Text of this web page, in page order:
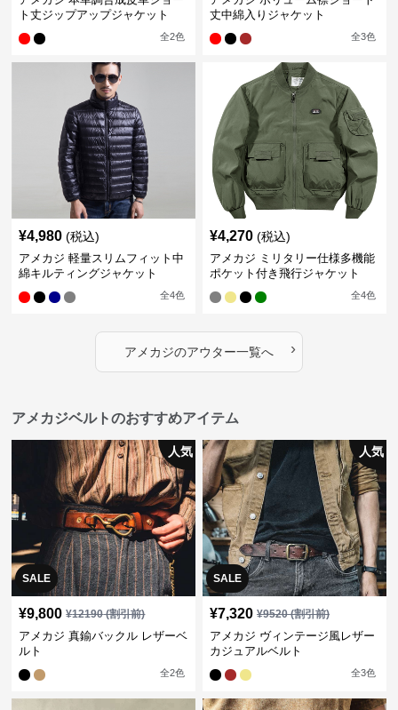
ト丈ジップアップジャケット
全2色
丈中綿入りジャケット
全3色
¥4,980 (税込)
アメカジ 軽量スリムフィット中
綿キルティングジャケット
全4色
¥4,270 (税込)
アメカジ ミリタリー仕様多機能
ポケット付き飛行ジャケット
全4色
アメカジのアウター一覧へ ›
アメカジベルトのおすすめアイテム
SALE
人気
¥9,800 ¥12190(割引前)
アメカジ 真鍮バックル レザーベ
ルト
全2色
SALE
人気
¥7,320 ¥9520(割引前)
アメカジ ヴィンテージ風レザー
カジュアルベルト
全3色